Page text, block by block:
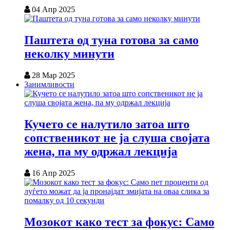
04 Апр 2025
Паштета од туна готова за само
неколку минути
28 Мар 2025
Занимливости
Кучето се налутило затоа што
сопственикот не ја слуша својата
жена, па му одржал лекција
16 Апр 2025
Мозокот како тест за фокус: Само